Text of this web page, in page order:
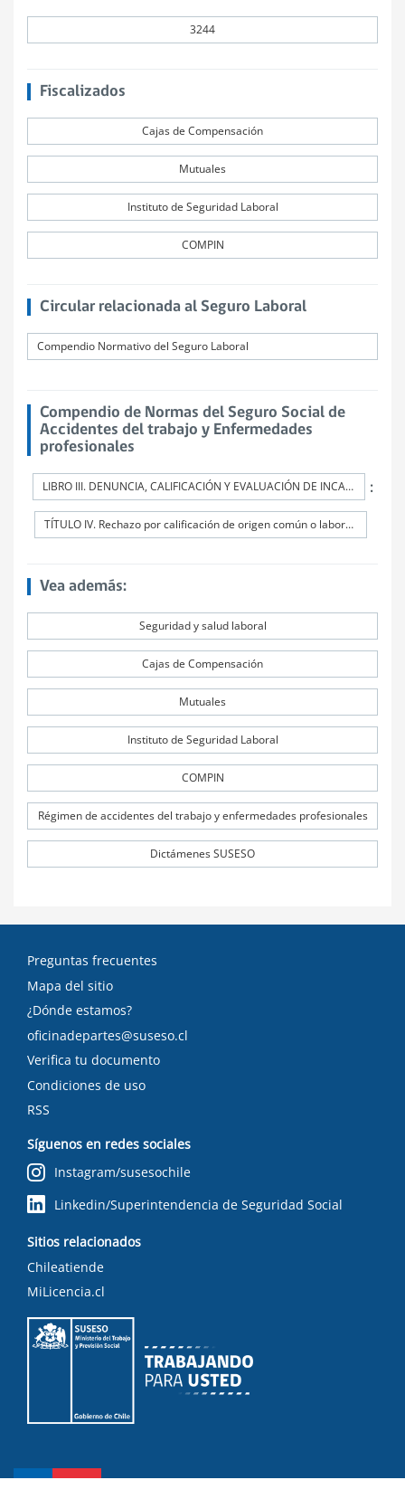
3244
Fiscalizados
Cajas de Compensación
Mutuales
Instituto de Seguridad Laboral
COMPIN
Circular relacionada al Seguro Laboral
Compendio Normativo del Seguro Laboral
Compendio de Normas del Seguro Social de
Accidentes del trabajo y Enfermedades
profesionales
LIBRO III. DENUNCIA, CALIFICACIÓN Y EVALUACIÓN DE INCAPACIDADES PERMANENTES :
TÍTULO IV. Rechazo por calificación de origen común o laboral artículo 77 bis. Ley Nº16.744
Vea además:
Seguridad y salud laboral
Cajas de Compensación
Mutuales
Instituto de Seguridad Laboral
COMPIN
Régimen de accidentes del trabajo y enfermedades profesionales
Dictámenes SUSESO
Preguntas frecuentes
Mapa del sitio
¿Dónde estamos?
oficinadepartes@suseso.cl
Verifica tu documento
Condiciones de uso
RSS
Síguenos en redes sociales
Instagram/susesochile
Linkedin/Superintendencia de Seguridad Social
Sitios relacionados
Chileatiende
MiLicencia.cl